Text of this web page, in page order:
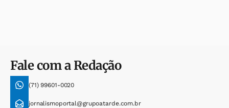
Fale com a Redação
(71) 99601-0020
jornalismoportal@grupoatarde.com.br